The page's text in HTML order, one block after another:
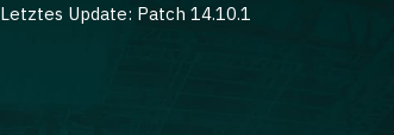
Letztes Update: Patch 14.10.1